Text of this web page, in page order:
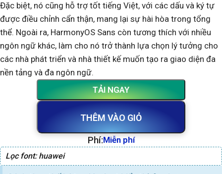
Đặc biệt, nó cũng hỗ trợ tốt tiếng Việt, với các dấu và ký tự
được điều chỉnh cẩn thận, mang lại sự hài hòa trong tổng
thể. Ngoài ra, HarmonyOS Sans còn tương thích với nhiều
ngôn ngữ khác, làm cho nó trở thành lựa chọn lý tưởng cho
các nhà phát triển và nhà thiết kế muốn tạo ra giao diện đa
nền tảng và đa ngôn ngữ.
THÊM VÀO GIỎ
TẢI NGAY
Phí:Miễn phí
Lọc font: huawei